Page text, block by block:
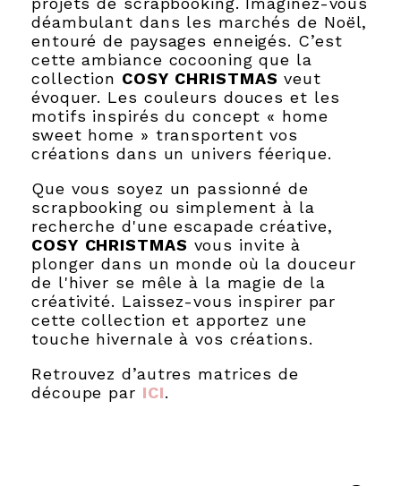
déambulant dans les marchés de Noël,
entouré de paysages enneigés. C’est
cette ambiance cocooning que la
collection COSY CHRISTMAS veut
évoquer. Les couleurs douces et les
motifs inspirés du concept « home
sweet home » transportent vos
créations dans un univers féerique.
Que vous soyez un passionné de
scrapbooking ou simplement à la
recherche d'une escapade créative,
COSY CHRISTMAS vous invite à
plonger dans un monde où la douceur
de l'hiver se mêle à la magie de la
créativité. Laissez-vous inspirer par
cette collection et apportez une
touche hivernale à vos créations.
Retrouvez d’autres matrices de
découpe par ICI.